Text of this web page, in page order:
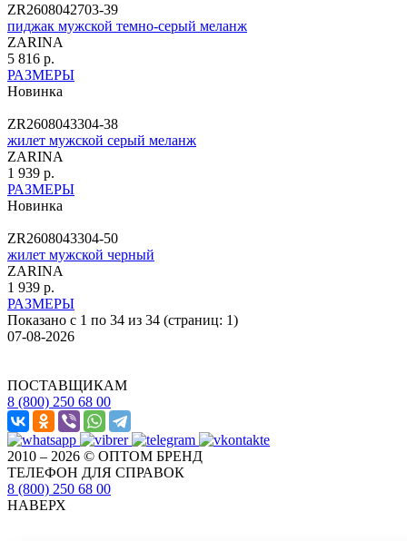
ZR2608042703-39
пиджак мужской темно-серый меланж
ZARINA
5 816 р.
РАЗМЕРЫ
Новинка
ZR2608043304-38
жилет мужской серый меланж
ZARINA
1 939 р.
РАЗМЕРЫ
Новинка
ZR2608043304-50
жилет мужской черный
ZARINA
1 939 р.
РАЗМЕРЫ
Показано с 1 по 34 из 34 (страниц: 1)
07-08-2026
ПОСТАВЩИКАМ
8 (800) 250 68 00
2010 – 2026 © ОПТОМ БРЕНД
ТЕЛЕФОН ДЛЯ СПРАВОК
8 (800) 250 68 00
НАВЕРХ